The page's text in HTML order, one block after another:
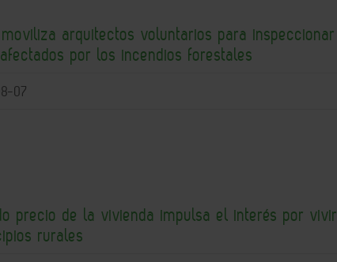
arquitectos voluntarios para inspeccionar
por los incendios forestales
07
precio de la vivienda impulsa el interés por vivir
rurales